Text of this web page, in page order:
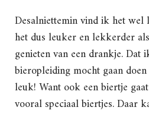
Desalniettemin vind ik het
het dus leuker en lekkerder
genieten van een drankje. Dat
bieropleiding mocht gaan
leuk! Want ook een biertje
vooral speciaal biertjes. Daar